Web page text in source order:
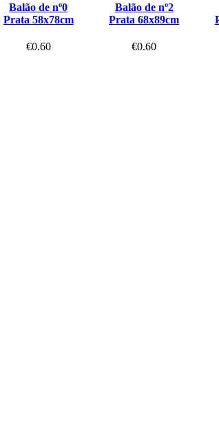
Balão de nº0
Prata 58x78cm
€0.60
Balão de nº2
Prata 68x89cm
€0.60